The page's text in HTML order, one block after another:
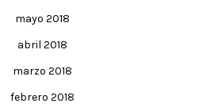
mayo 2018
abril 2018
marzo 2018
febrero 2018